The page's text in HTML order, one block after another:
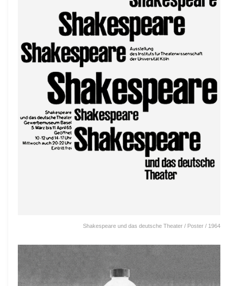
Shakespeare und das deutsche Theater / Poster / 1964